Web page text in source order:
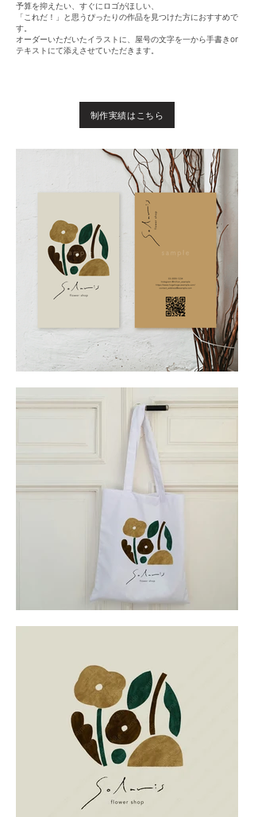
予算を抑えたい、すぐにロゴがほしい、
「これだ！」と思うぴったりの作品を見つけた方におすすめで
す。
オーダーいただいたイラストに、屋号の文字を一から手書きor
テキストにて添えさせていただきます。
制作実績はこちら